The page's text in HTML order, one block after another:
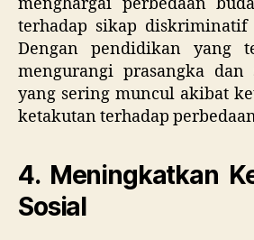
terhadap sikap diskriminatif
Dengan pendidikan yang
mengurangi prasangka dan
yang sering muncul akibat
ketakutan terhadap
4. Meningkatkan
Sosial